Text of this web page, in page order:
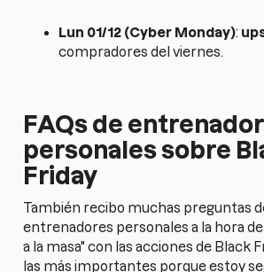
Lun 01/12 (Cyber Monday):
compradores del viernes.
FAQs de
personales sobre
Friday
También recibo muchas preguntas
entrenadores personales a la hora
a la masa" con las acciones de Black
las más importantes porque estoy